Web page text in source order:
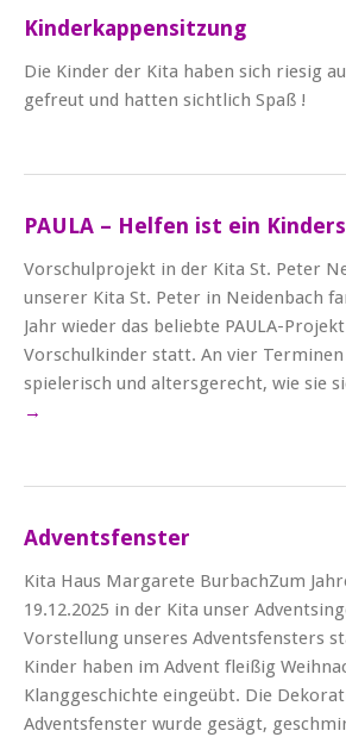
Kinderkappensitzung
Die Kinder der Kita haben sich riesig
gefreut und hatten sichtlich Spaß !
PAULA – Helfen ist ein
Vorschulprojekt in der Kita St. Peter
unserer Kita St. Peter in Neidenbach
Jahr wieder das beliebte PAULA-
Vorschulkinder statt. An vier
spielerisch und altersgerecht, wie sie
→
Adventsfenster
Kita Haus Margarete BurbachZum
19.12.2025 in der Kita unser
Vorstellung unseres Adventsfensters
Kinder haben im Advent fleißig
Klanggeschichte eingeübt. Die
Adventsfenster wurde gesägt,